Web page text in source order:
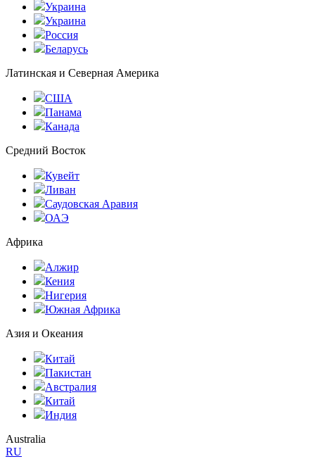
Украина
Украина
Россия
Беларусь
Латинская и Северная Америка
США
Панама
Канада
Средний Восток
Кувейт
Ливан
Саудовская Аравия
ОАЭ
Африка
Алжир
Кения
Нигерия
Южная Африка
Азия и Океания
Китай
Пакистан
Австралия
Китай
Индия
Australia
RU